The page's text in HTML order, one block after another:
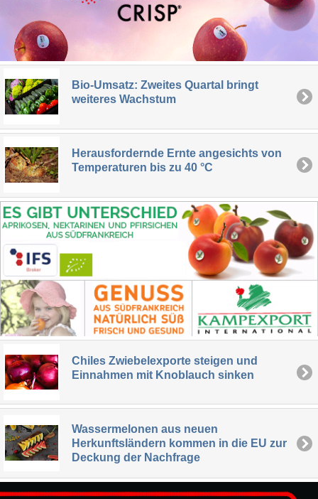
Bio-Umsatz: Zweites Quartal bringt
weiteres Wachstum
Herausfordernde Ernte angesichts von
Temperaturen bis zu 40 °C
Chiles Zwiebelexporte steigen und
Einnahmen mit Knoblauch sinken
Wassermelonen aus neuen
Herkunftsländern kommen in die EU zur
Deckung der Nachfrage